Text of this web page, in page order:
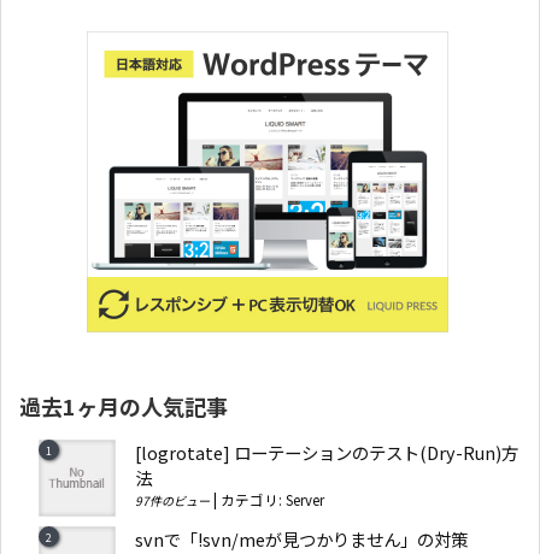
過去1ヶ月の人気記事
[logrotate] ローテーションのテスト(Dry-Run)方
法
97件のビュー カテゴリ: Server
svnで「!svn/meが見つかりません」の対策